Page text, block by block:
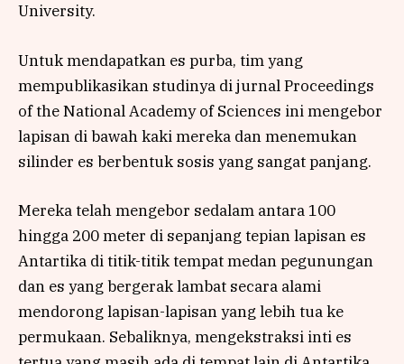
University.
Untuk mendapatkan es purba, tim yang
mempublikasikan studinya di jurnal Proceedings
of the National Academy of Sciences ini mengebor
lapisan di bawah kaki mereka dan menemukan
silinder es berbentuk sosis yang sangat panjang.
Mereka telah mengebor sedalam antara 100
hingga 200 meter di sepanjang tepian lapisan es
Antartika di titik-titik tempat medan pegunungan
dan es yang bergerak lambat secara alami
mendorong lapisan-lapisan yang lebih tua ke
permukaan. Sebaliknya, mengekstraksi inti es